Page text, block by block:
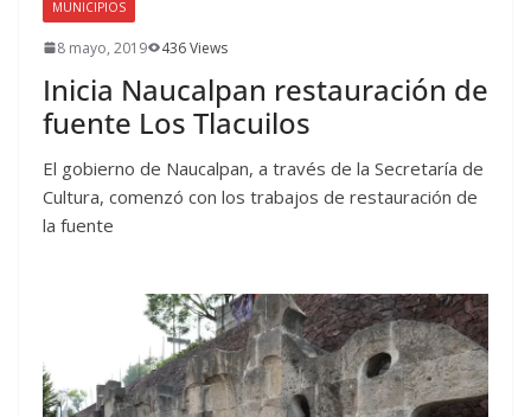
MUNICIPIOS
8 mayo, 2019 436 Views
Inicia Naucalpan restauración de
fuente Los Tlacuilos
El gobierno de Naucalpan, a través de la Secretaría de
Cultura, comenzó con los trabajos de restauración de
la fuente